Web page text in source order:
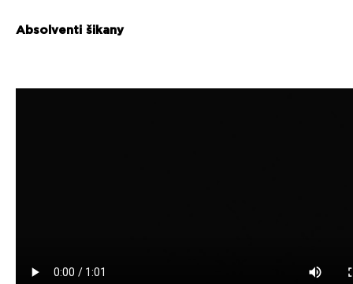
Absolventi šikany